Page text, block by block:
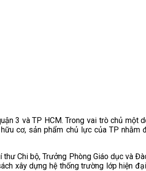
3 và TP HCM. Trong vai trò chủ một
cơ, sản phẩm chủ lực của TP nhằm
Chi bộ, Trưởng Phòng Giáo dục và
xây dựng hệ thống trường lớp hiện